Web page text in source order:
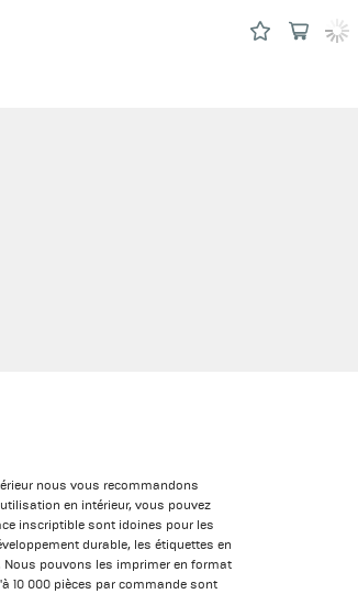
nous vous recommandons
en intérieur, vous pouvez
inscriptible sont idoines pour les
durable, les étiquettes en
pouvons les imprimer en format
10 000 pièces par commande sont